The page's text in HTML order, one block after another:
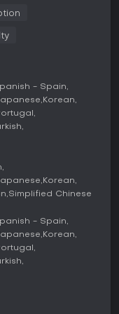
que recompensa a
en el juego
adaptados a
como el nuevo
une a amigos en
integra con los
multijugador de
clubes hacia la
de
el progreso en
- Spain
Korean
Korean
Simplified Chinese
- Spain
Korean